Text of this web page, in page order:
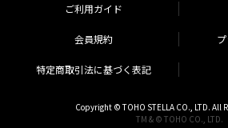
ご利用ガイド
会員規約
特定商取引法に基づく表記
Copyright © TOHO STELLA CO., LTD. All
TM & © TOHO CO., LTD.